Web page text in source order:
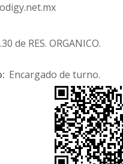
de RES. ORGANICO.
Encargado de turno.